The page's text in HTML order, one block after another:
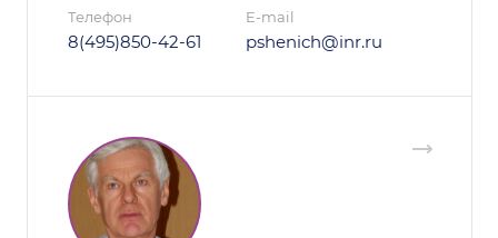
Телефон
8(495)850-42-61
E-mail
pshenich@inr.ru